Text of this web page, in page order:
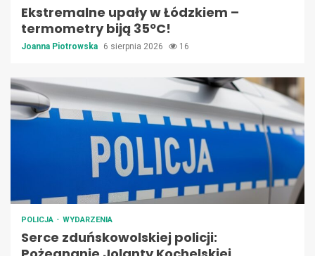
Ekstremalne upały w Łódzkiem –
termometry biją 35ºC!
Joanna Piotrowska 6 sierpnia 2026 16
POLICJA WYDARZENIA
Serce zduńskowolskiej policji: